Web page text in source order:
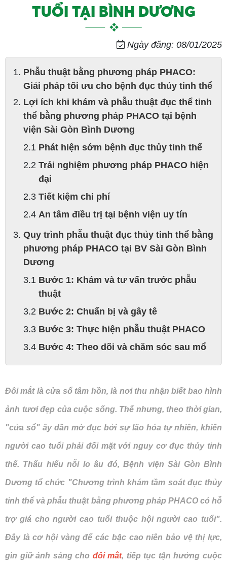
TUỔI TẠI BÌNH DƯƠNG
Ngày đăng: 08/01/2025
Phẫu thuật bằng phương pháp PHACO:
Giải pháp tối ưu cho bệnh đục thủy tinh thể
Lợi ích khi khám và phẫu thuật đục thể tinh
thể bằng phương pháp PHACO tại bệnh
viện Sài Gòn Bình Dương
Phát hiện sớm bệnh đục thủy tinh thể
Trải nghiệm phương pháp PHACO hiện
đại
Tiết kiệm chi phí
An tâm điều trị tại bệnh viện uy tín
Quy trình phẫu thuật đục thủy tinh thể bằng
phương pháp PHACO tại BV Sài Gòn Bình
Dương
Bước 1: Khám và tư vấn trước phẫu
thuật
Bước 2: Chuẩn bị và gây tê
Bước 3: Thực hiện phẫu thuật PHACO
Bước 4: Theo dõi và chăm sóc sau mổ
Đôi mắt là cửa sổ tâm hồn, là nơi thu nhận biết bao hình
ảnh tươi đẹp của cuộc sống. Thế nhưng, theo thời gian,
"cửa sổ" ấy dần mờ đục bởi sự lão hóa tự nhiên, khiến
người cao tuổi phải đối mặt với nguy cơ đục thủy tinh
thể. Thấu hiểu nỗi lo âu đó, Bệnh viện Sài Gòn Bình
Dương tổ chức "Chương trình khám tầm soát đục thủy
tinh thể và phẫu thuật bằng phương pháp PHACO có hỗ
trợ giá cho người cao tuổi thuộc hội người cao tuổi".
Đây là cơ hội vàng để các bậc cao niên bảo vệ thị lực,
gìn giữ ánh sáng cho đôi mắt, tiếp tục tận hưởng cuộc